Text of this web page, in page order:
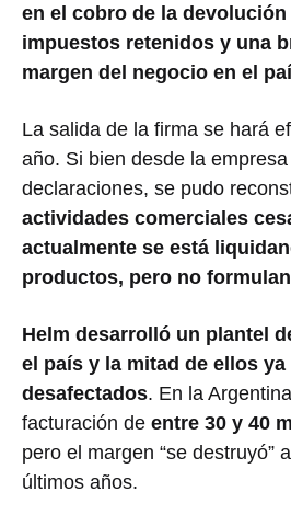
en el cobro de la
impuestos retenidos y una
margen del negocio en el
La salida de la firma se hará
año. Si bien desde la
declaraciones, se pudo
actividades comerciales
actualmente se está
productos, pero no
Helm desarrolló un plantel
el país y la mitad de ellos ya
desafectados. En la
facturación de entre 30 y 40
pero el margen “se destruyó”
últimos años.